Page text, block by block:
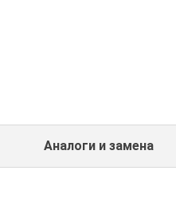
Аналоги и замена